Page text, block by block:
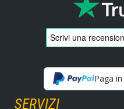
Paga in
SERVIZI